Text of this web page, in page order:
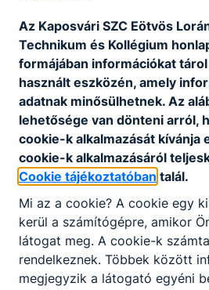
illetve a hegesztést;
önellenőrzést végez a
előtt és közben;
művelet befejezése
álló diagnosztikai
elvégzett munka
javítja;
betartja és betartatja
és környezetvédelmi
ISKOLASPECIFIKUS INFORMÁCIÓK
Gépészet ágazat 3
szakképzettség
Az Kaposvári SZC Eötvös
Technikum és Kollégium
formájában információkat
használt eszközén, amely
adatnak minősülhetnek. Az
lehetősége van dönteni arról,
cookie-k alkalmazását kívánja
cookie-k alkalmazásáról
Cookie tájékoztatóban talál.
Mi az a cookie? A cookie egy
kerül a számítógépre, amikor
látogat meg. A cookie-k
rendelkeznek. Többek között
megjegyzik a látogató egyéni